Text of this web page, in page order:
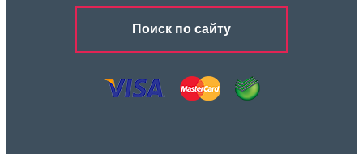
Поиск по сайту